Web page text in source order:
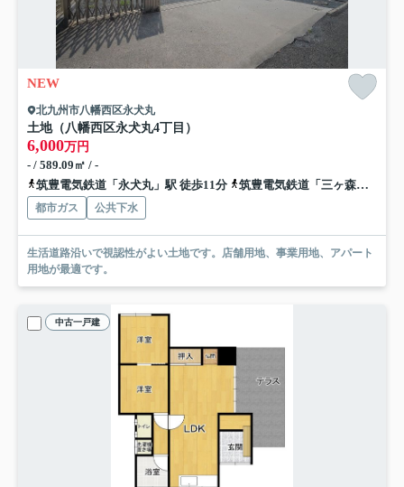
NEW
北九州市八幡西区永犬丸
土地（八幡西区永犬丸4丁目）
6,000万円
- / 589.09㎡ / -
筑豊電気鉄道「永犬丸」駅 徒歩11分
筑豊電気鉄道「三ヶ森」駅 徒歩13分
都市ガス 公共下水
生活道路沿いで視認性がよい土地です。店舗用地、事業用地、アパート
用地が最適です。
中古一戸建